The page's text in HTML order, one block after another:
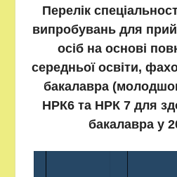
Перелік
випробувань для
осіб на основі
середньої освіти,
бакалавра
НРК6 та НРК 7 для
бакалавра у